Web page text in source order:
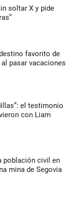
soltar X y pide
favorito de
pasar vacaciones
el testimonio
con Liam
población civil en
mina de Segovia